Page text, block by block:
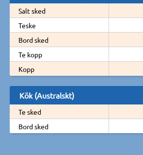
Salt sked
Teske
Bord sked
Te kopp
Kopp
Kök (Australskt)
Te sked
Bord sked